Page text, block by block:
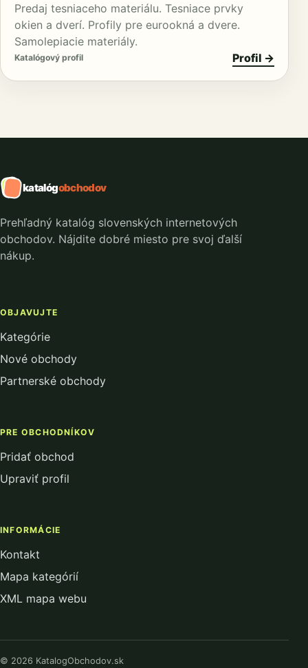
Predaj tesniaceho materiálu. Tesniace prvky
okien a dverí. Profily pre eurookná a dvere.
Samolepiacie materiály.
Katalógový profil Profil →
katalógobchodov
Prehľadný katalóg slovenských internetových
obchodov. Nájdite dobré miesto pre svoj ďalší
nákup.
OBJAVUJTE
Kategórie
Nové obchody
Partnerské obchody
PRE OBCHODNÍKOV
Pridať obchod
Upraviť profil
INFORMÁCIE
Kontakt
Mapa kategórií
XML mapa webu
© 2026 KatalogObchodov.sk